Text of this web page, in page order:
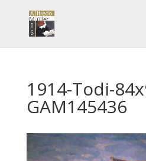
1914-Todi-
GAM145436